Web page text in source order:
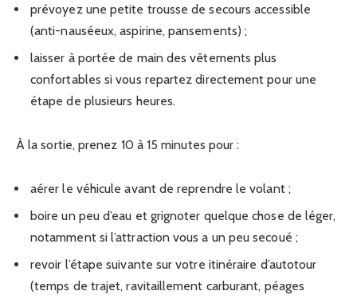
prévoyez une petite trousse de secours accessible
(anti-nauséeux, aspirine, pansements) ;
laisser à portée de main des vêtements plus
confortables si vous repartez directement pour une
étape de plusieurs heures.
À la sortie, prenez 10 à 15 minutes pour :
aérer le véhicule avant de reprendre le volant ;
boire un peu d’eau et grignoter quelque chose de léger,
notamment si l’attraction vous a un peu secoué ;
revoir l’étape suivante sur votre itinéraire d’autotour
(temps de trajet, ravitaillement carburant, péages